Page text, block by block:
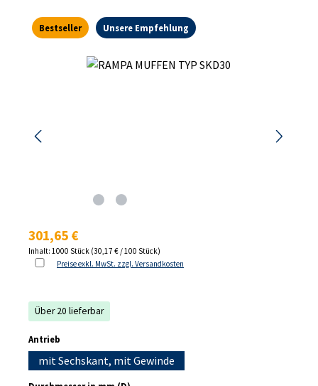
Bestseller Unsere Empfehlung
Bildergalerie überspringen
Regulärer Preis:
301,65 €
Inhalt: 1000 Stück (30,17 € / 100 Stück)
Preise exkl. MwSt. zzgl. Versandkosten
Über 20 lieferbar
Antrieb
mit Sechskant, mit Gewinde